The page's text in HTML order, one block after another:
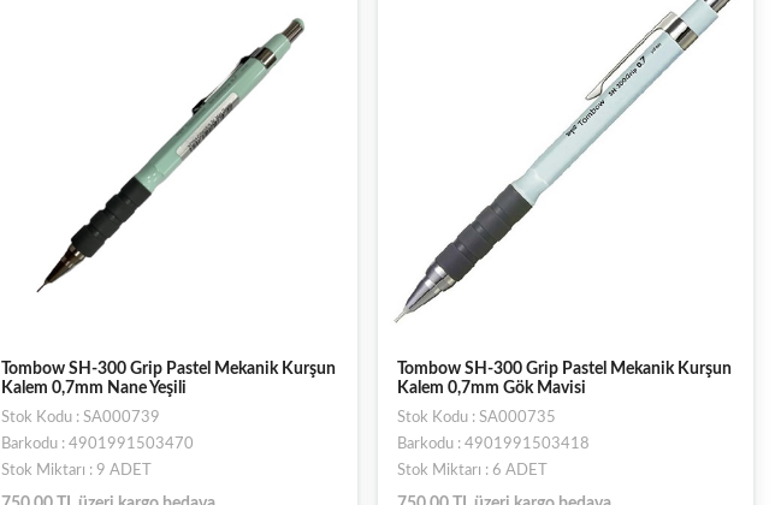
Tombow SH-300 Grip Pastel Mekanik Kurşun
Kalem 0,7mm Nane Yeşili
Stok Kodu : SA000739
Barkodu : 4901991503470
Stok Miktarı : 9 ADET
Tombow SH-300 Grip Pastel Mekanik Kurşun
Kalem 0,7mm Gök Mavisi
Stok Kodu : SA000735
Barkodu : 4901991503418
Stok Miktarı : 6 ADET